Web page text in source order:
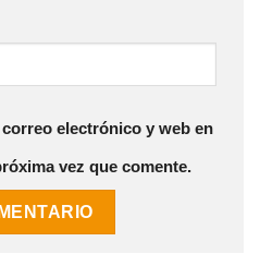
electrónico y web en
vez que comente.